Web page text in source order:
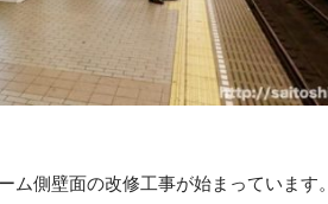
ム側壁面の改修工事が始まっています。